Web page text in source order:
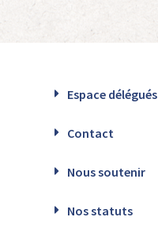
Espace délégués
Contact
Nous soutenir
Nos statuts